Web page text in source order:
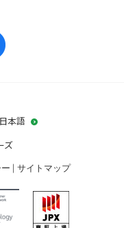
Facebook
サイトマップ
日本語
ズ